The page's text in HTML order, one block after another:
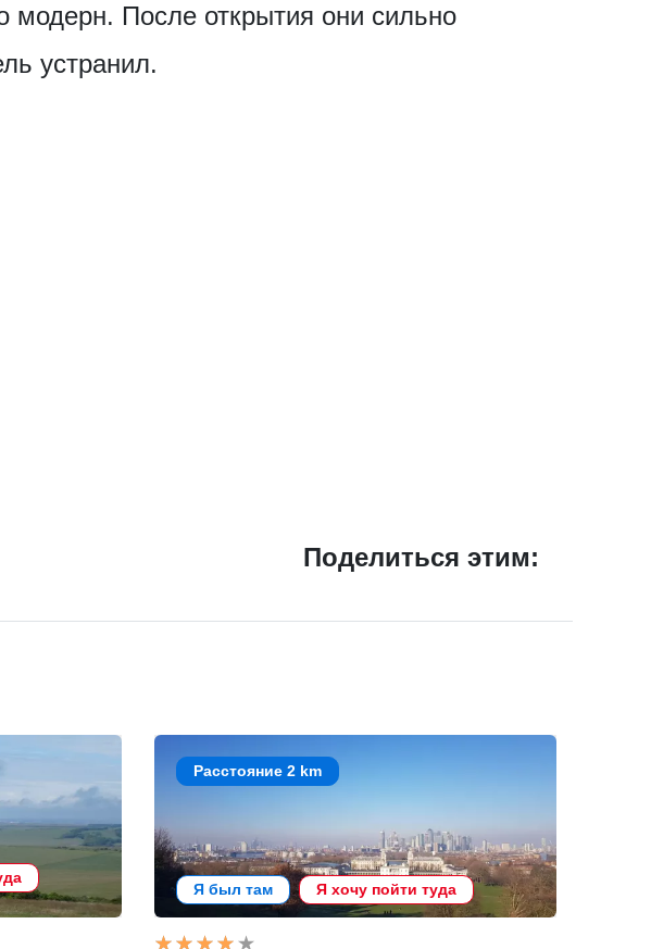
модерн. После открытия они сильно
устранил.
Поделиться этим:
Расстояние 2 km
Я был там Я хочу пойти туда